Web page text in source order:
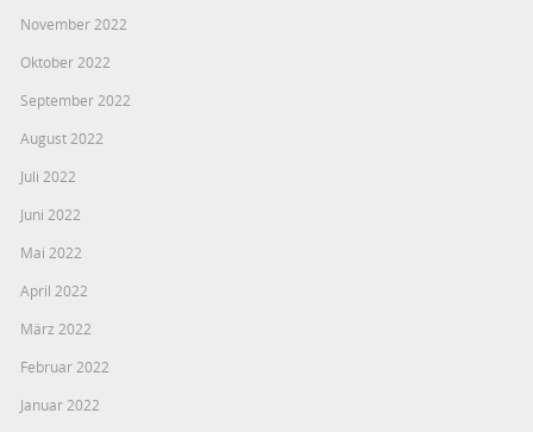
November 2022
Oktober 2022
September 2022
August 2022
Juli 2022
Juni 2022
Mai 2022
April 2022
März 2022
Februar 2022
Januar 2022